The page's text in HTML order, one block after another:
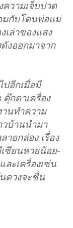
ความเจ็บปวด
มกับโดนพ่อแม่
เล่าของแสง
งออกมาจาก
ปอีกเมื่อมี
กตาเครื่อง
านทำความ
วบ้านนำมา
ยกล่อง เรื่อง
ซียนหวยน้อย-
ะเครื่องเซ่น
ดวงจะชื่น